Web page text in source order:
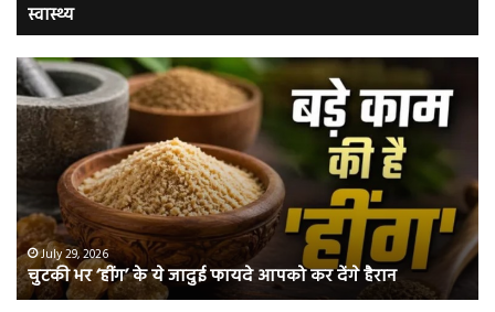
स्वास्थ्य
चुटकी
भर
‘हींग’
के
ये
फायदे
आपको
कर
देंगे
हैरान
July 29, 2026
चुटकी भर ‘हींग’ के ये जादुई फायदे आपको कर देंगे हैरान
भी
हो
हैं